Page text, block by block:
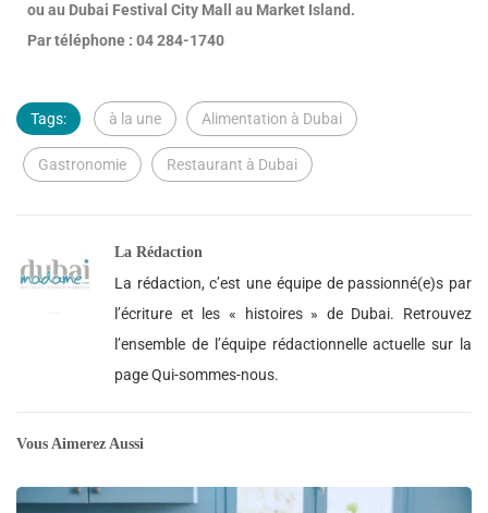
ou au Dubai Festival City Mall au Market Island.
Par téléphone : 04 284-1740
Tags: à la une Alimentation à Dubai
Gastronomie Restaurant à Dubai
La Rédaction
La rédaction, c’est une équipe de passionné(e)s par
l’écriture et les « histoires » de Dubai. Retrouvez
l’ensemble de l’équipe rédactionnelle actuelle sur la
page Qui-sommes-nous.
Vous Aimerez Aussi